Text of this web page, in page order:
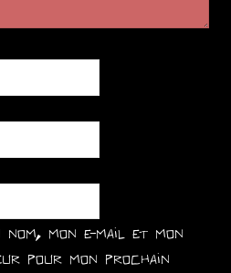
mon e-mail et mon
pour mon prochain